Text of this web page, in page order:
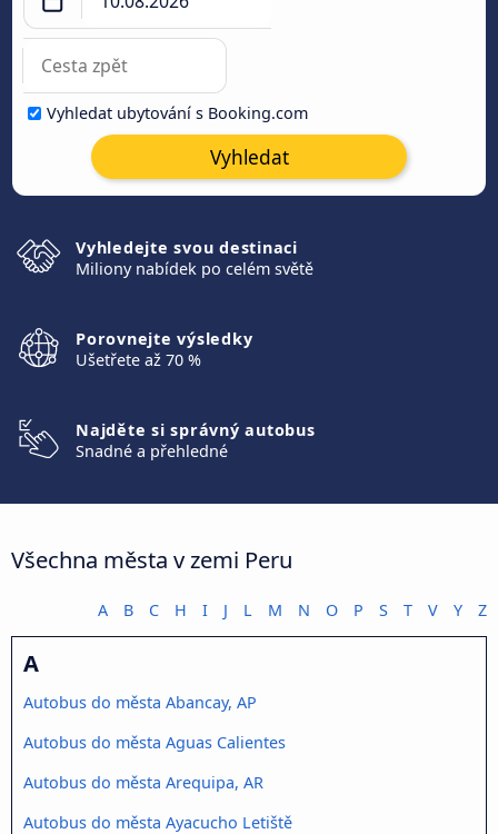
Vyhledat ubytování s Booking.com
Vyhledat
Vyhledejte svou destinaci
Miliony nabídek po celém světě
Porovnejte výsledky
Ušetřete až 70 %
Najděte si správný autobus
Snadné a přehledné
Všechna města v zemi Peru
A B C H I J L M N O P S T V Y Z
A
Autobus do města Abancay, AP
Autobus do města Aguas Calientes
Autobus do města Arequipa, AR
Autobus do města Ayacucho Letiště